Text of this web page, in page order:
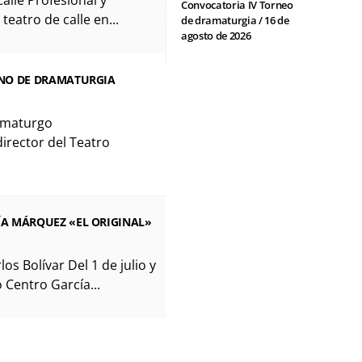
de calle en...
DE DRAMATURGIA
del Teatro
MÁRQUEZ «EL ORIGINAL»
Bolívar Del 1 de julio y
García...
Convocatoria IV Torneo
de dramaturgia / 16 de
agosto de 2026